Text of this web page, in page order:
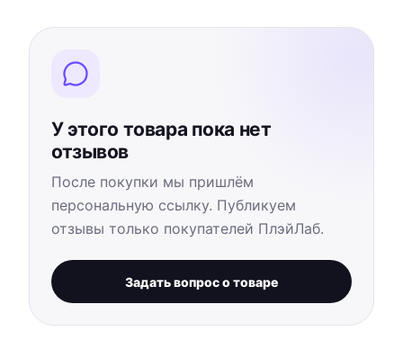
У этого товара пока нет
отзывов
После покупки мы пришлём
персональную ссылку. Публикуем
отзывы только покупателей ПлэйЛаб.
Задать вопрос о товаре